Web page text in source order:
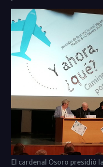
El cardenal Osoro presidió